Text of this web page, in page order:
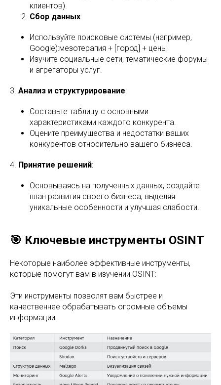
клиентов).
Сбор данных:
Используйте поисковые системы (например,
Google):мезотерапия + [город] + цены
Изучите социальные сети, тематические форумы
и агрегаторы услуг.
3. Анализ и структурирование:
Составьте таблицу с основными
характеристиками каждого конкурента.
Оцените преимущества и недостатки ваших
конкурентов относительно вашего бизнеса.
4. Принятие решений:
Основываясь на полученных данных, создайте
план развития своего бизнеса, выделяя
уникальные особенности и улучшая слабости.
🎯 Ключевые инструменты OSINT
Некоторые наиболее эффективные инструменты,
которые помогут вам в изучении OSINT:
Эти инструменты позволят вам быстрее и
качественнее обрабатывать огромные объемы
информации.